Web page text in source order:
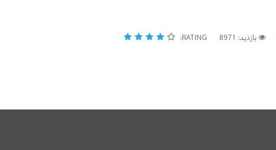
بازدید: 8971 RATING: